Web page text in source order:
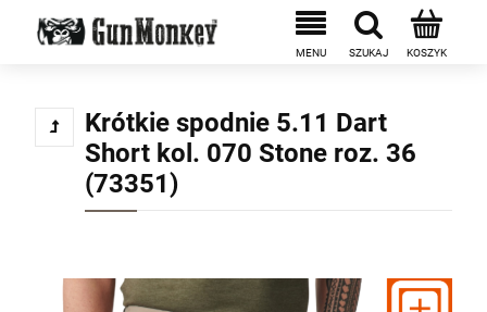
Krótkie spodnie 5.11 Dart
Short kol. 070 Stone roz. 36
(73351)